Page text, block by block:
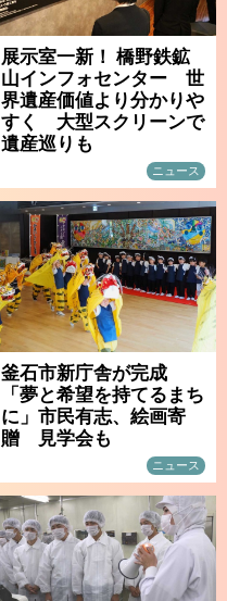
展示室一新！ 橋野鉄鉱
山インフォセンター 世
界遺産価値より分かりや
すく 大型スクリーンで
遺産巡りも
ニュース
釜石市新庁舎が完成
「夢と希望を持てるまち
に」市民有志、絵画寄
贈 見学会も
ニュース